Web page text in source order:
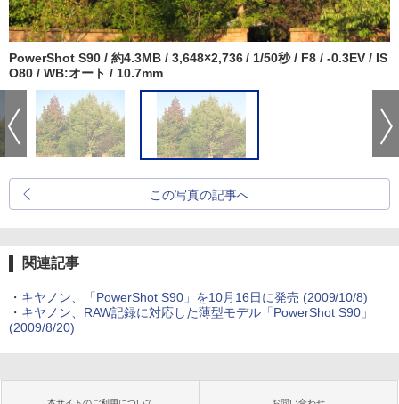
PowerShot S90 / 約4.3MB / 3,648×2,736 / 1/50秒 / F8 / -0.3EV / IS
O80 / WB:オート / 10.7mm
この写真の記事へ
関連記事
・ キヤノン、「PowerShot S90」を10月16日に発売 (2009/10/8)
・ キヤノン、RAW記録に対応した薄型モデル「PowerShot S90」
(2009/8/20)